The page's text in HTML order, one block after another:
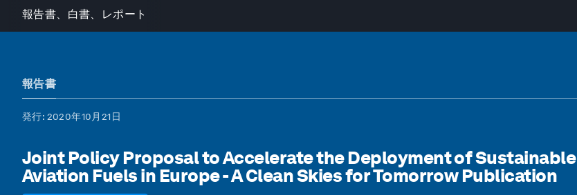
報告書、白書、レポート
報告書
発行: 2020年10月21日
Joint Policy Proposal to Accelerate the Deployment of Sustainable
Aviation Fuels in Europe - A Clean Skies for Tomorrow Publication